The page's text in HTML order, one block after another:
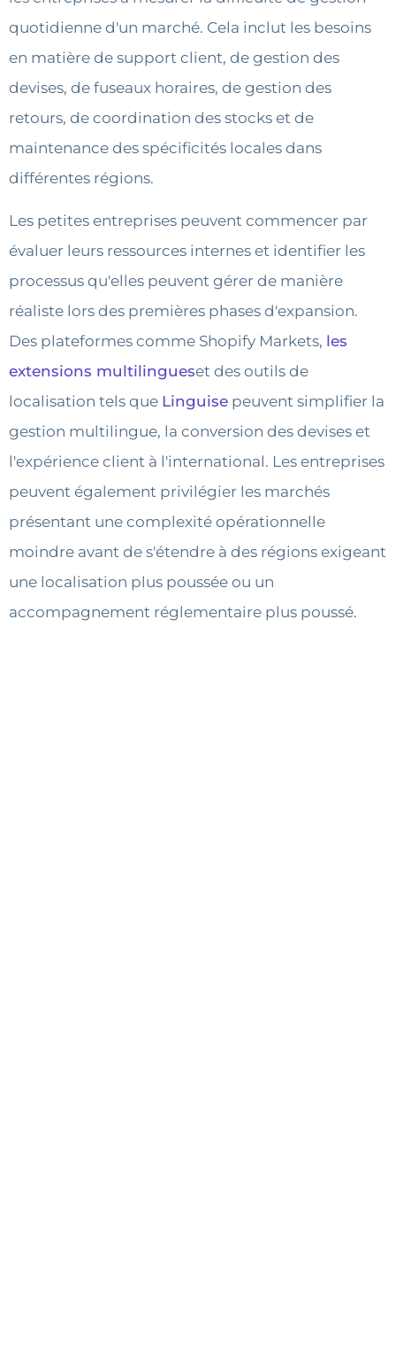
quotidienne d'un marché. Cela inclut les besoins
en matière de support client, de gestion des
devises, de fuseaux horaires, de gestion des
retours, de coordination des stocks et de
maintenance des spécificités locales dans
différentes régions.
Les petites entreprises peuvent commencer par
évaluer leurs ressources internes et identifier les
processus qu'elles peuvent gérer de manière
réaliste lors des premières phases d'expansion.
Des plateformes comme Shopify Markets, les
extensions multilingueset des outils de
localisation tels que Linguise peuvent simplifier la
gestion multilingue, la conversion des devises et
l'expérience client à l'international. Les entreprises
peuvent également privilégier les marchés
présentant une complexité opérationnelle
moindre avant de s'étendre à des régions exigeant
une localisation plus poussée ou un
accompagnement réglementaire plus poussé.